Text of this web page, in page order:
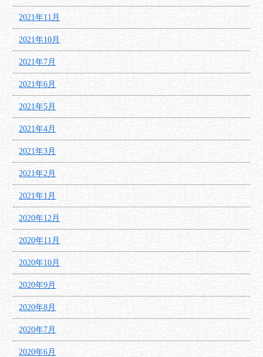
2021年11月
2021年10月
2021年7月
2021年6月
2021年5月
2021年4月
2021年3月
2021年2月
2021年1月
2020年12月
2020年11月
2020年10月
2020年9月
2020年8月
2020年7月
2020年6月